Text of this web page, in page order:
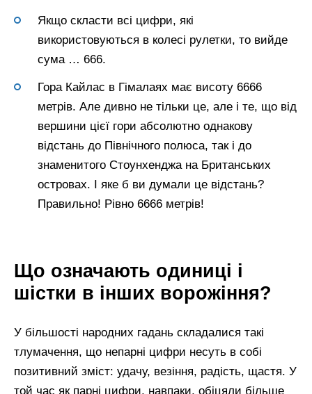
Якщо скласти всі цифри, які
використовуються в колесі рулетки, то вийде
сума … 666.
Гора Кайлас в Гімалаях має висоту 6666
метрів. Але дивно не тільки це, але і те, що від
вершини цієї гори абсолютно однакову
відстань до Північного полюса, так і до
знаменитого Стоунхенджа на Британських
островах. І яке б ви думали це відстань?
Правильно! Рівно 6666 метрів!
Що означають одиниці і
шістки в інших ворожіння?
У більшості народних гадань складалися такі
тлумачення, що непарні цифри несуть в собі
позитивний зміст: удачу, везіння, радість, щастя. У
той час як парні цифри, навпаки, обіцяли більше